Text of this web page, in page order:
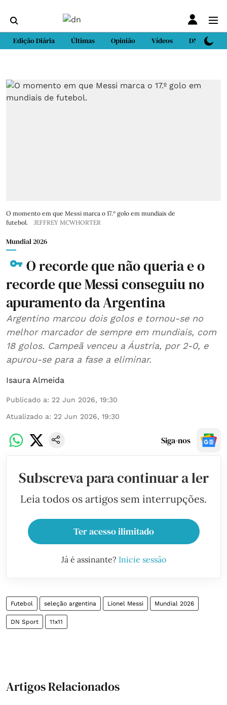
Edição Diária Últimas Opinião Vídeos DN Sport
O momento em que Messi marca o 17.º golo em mundiais de
futebol.
JEFFREY MCWHORTER
Mundial 2026
O recorde que não queria e o
recorde que Messi conseguiu no
apuramento da Argentina
Argentino marcou dois golos e tornou-se no
melhor marcador de sempre em mundiais, com
18 golos. Campeã venceu a Áustria, por 2-0, e
apurou-se para a fase a eliminar.
Isaura Almeida
Publicado a: 22 Jun 2026, 19:30
Atualizado a: 22 Jun 2026, 19:30
Siga-nos
Subscreva para continuar a ler
Leia todos os artigos sem interrupções.
Ter acesso ilimitado
Já é assinante? Inicie sessão
Futebol seleção argentina Lionel Messi Mundial 2026
DN Sport 11x11
Artigos Relacionados